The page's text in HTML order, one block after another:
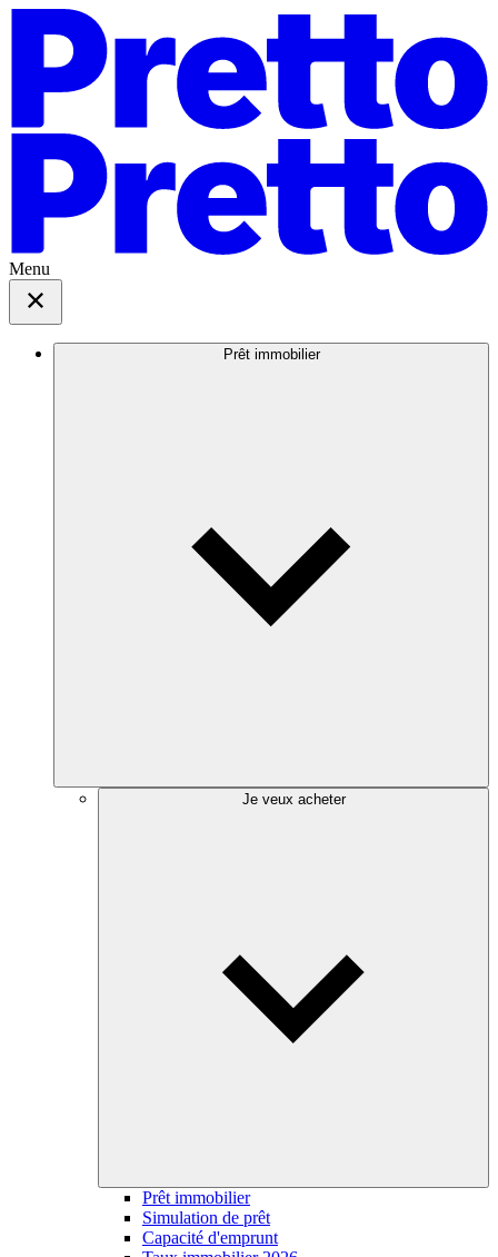
Menu
Prêt immobilier
Je veux acheter
Prêt immobilier
Simulation de prêt
Capacité d'emprunt